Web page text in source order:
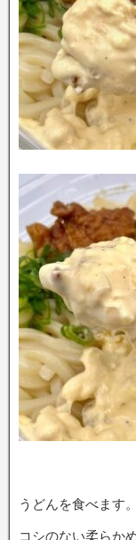
うどんを食べます。
コシのない柔らか